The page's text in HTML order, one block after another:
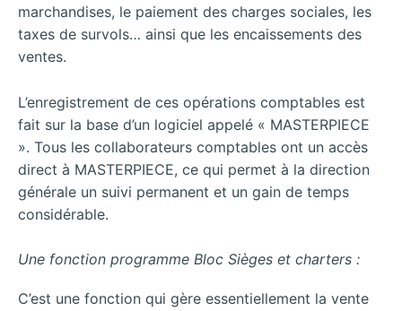
marchandises, le paiement des charges sociales, les
taxes de survols… ainsi que les encaissements des
ventes.
L’enregistrement de ces opérations comptables est
fait sur la base d’un logiciel appelé « MASTERPIECE
». Tous les collaborateurs comptables ont un accès
direct à MASTERPIECE, ce qui permet à la direction
générale un suivi permanent et un gain de temps
considérable.
Une fonction programme Bloc Sièges et charters :
C’est une fonction qui gère essentiellement la vente